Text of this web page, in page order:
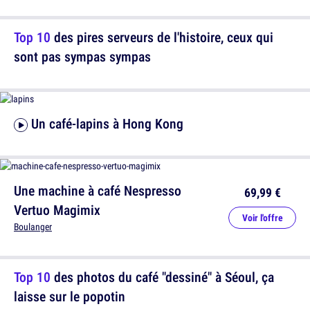
Top 10 des pires serveurs de l'histoire, ceux qui
sont pas sympas sympas
Top 10 des photos du café "dessiné" à Séoul, ça
laisse sur le popotin
Un café-lapins à Hong Kong
Une machine à café Nespresso
Vertuo Magimix
Boulanger
69,99 €
Voir l'offre